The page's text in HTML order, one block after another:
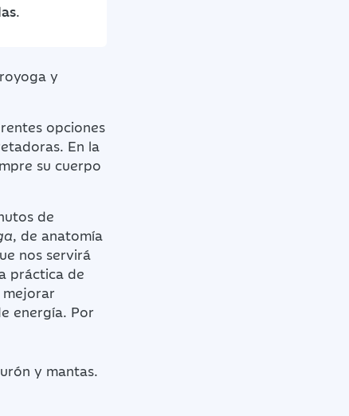
.
y
opciones
En la
su cuerpo
de
, de anatomía
nos servirá
práctica de
energía. Por
y mantas.